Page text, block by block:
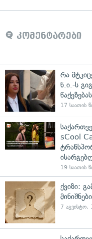
კომენტარები
რა
ნ.ი.-ს
17 საათის
sCool
19 საათის
ქვიზი:
7 აგვისტო,